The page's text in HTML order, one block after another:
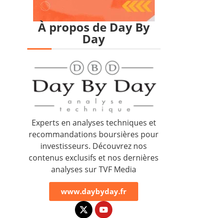
À propos de Day By
Day
Experts en analyses techniques et
recommandations boursières pour
investisseurs. Découvrez nos
contenus exclusifs et nos dernières
analyses sur TVF Media
www.daybyday.fr